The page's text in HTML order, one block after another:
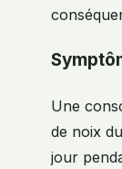
Une
de noix
jour